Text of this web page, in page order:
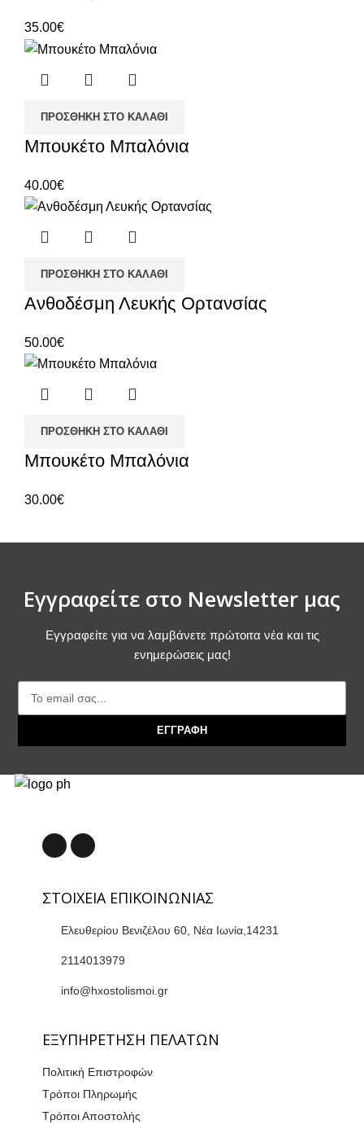
35.00€
ΠΡΟΣΘΉΚΗ ΣΤΟ ΚΑΛΆΘΙ
Μπουκέτο Μπαλόνια
40.00€
ΠΡΟΣΘΉΚΗ ΣΤΟ ΚΑΛΆΘΙ
Ανθοδέσμη Λευκής Ορτανσίας
50.00€
ΠΡΟΣΘΉΚΗ ΣΤΟ ΚΑΛΆΘΙ
Μπουκέτο Μπαλόνια
30.00€
Εγγραφείτε στο Newsletter μας
Εγγραφείτε για να λαμβάνετε πρώτοιτα νέα και τις
ενημερώσεις μας!
ΕΓΓΡΑΦΗ
ΣΤΟΙΧΕΙΑ ΕΠΙΚΟΙΝΩΝΙΑΣ
Ελευθερίου Βενιζέλου 60, Νέα Ιωνία,14231
2114013979
info@hxostolismoi.gr
ΕΞΥΠΗΡΕΤΗΣΗ ΠΕΛΑΤΩΝ
Πολιτική Επιστροφών
Τρόποι Πληρωμής
Τρόποι Αποστολής